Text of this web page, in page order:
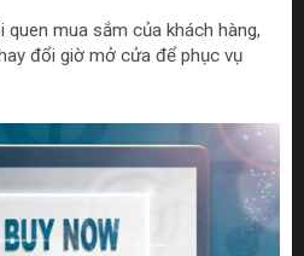
mua sắm của khách hàng,
đổi giờ mở cửa để phục vụ